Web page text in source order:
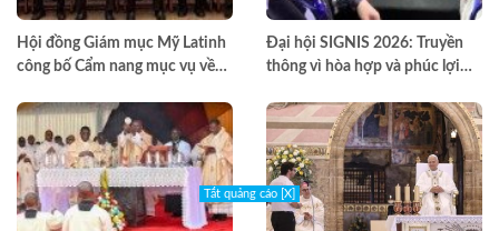
Hội đồng Giám mục Mỹ Latinh
công bố Cẩm nang mục vụ về
Đại hội SIGNIS 2026: Truyền
thông vì hòa hợp và phúc lợi
Tắt quảng cáo [X]